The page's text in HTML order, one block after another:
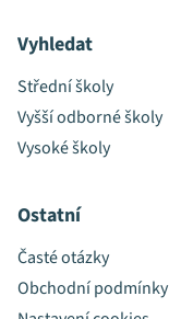
Vyhledat
Střední školy
Vyšší odborné školy
Vysoké školy
Ostatní
Časté otázky
Obchodní podmínky